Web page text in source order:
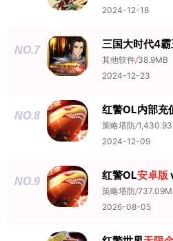
2024-12-18
NO.7 三国大时代4
其他软件/38.9MB
2024-12-23
NO.8 红警OL内部充
策略塔防/
2024-12-09
NO.9 红警OL安卓版
策略塔防/
2026-08-05